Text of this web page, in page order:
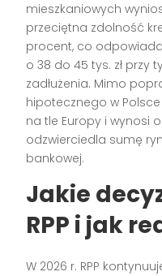
mieszkaniowych
przeciętna zdolność
procent, co
o 38 do 45 tys. zł
zadłużenia. Mimo
hipotecznego w
na tle Europy i wynosi
odzwierciedla sumę
bankowej.
Jakie
RPP i jak
W 2026 r. RPP